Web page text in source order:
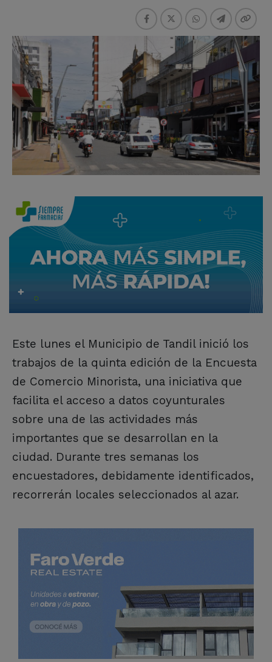
Este lunes el Municipio de Tandil inició los
trabajos de la quinta edición de la Encuesta
de Comercio Minorista, una iniciativa que
facilita el acceso a datos coyunturales
sobre una de las actividades más
importantes que se desarrollan en la
ciudad. Durante tres semanas los
encuestadores, debidamente identificados,
recorrerán locales seleccionados al azar.